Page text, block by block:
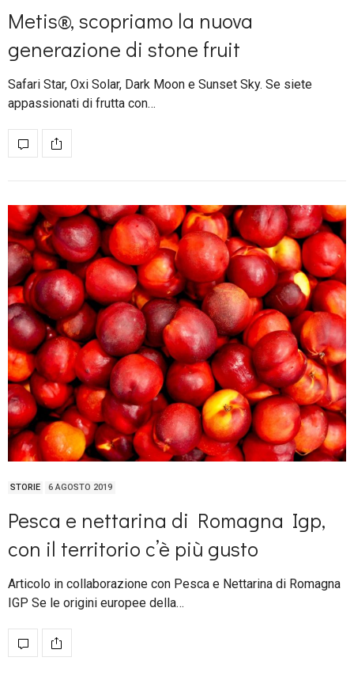
Metis®, scopriamo la nuova
generazione di stone fruit
Safari Star, Oxi Solar, Dark Moon e Sunset Sky. Se siete
appassionati di frutta con…
STORIE 6 AGOSTO 2019
Pesca e nettarina di Romagna Igp,
con il territorio c’è più gusto
Articolo in collaborazione con Pesca e Nettarina di Romagna
IGP Se le origini europee della…